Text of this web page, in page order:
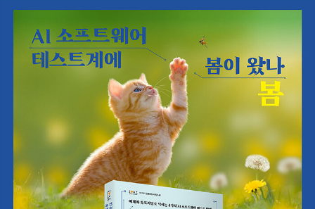
는 AI소프트웨어학과에서 인공지능, 데이터사이언스, 소프트웨
어 분야의 학생 교육과 연구에 더욱 힘쓰고 있다. 주요 관심 연구
분야는 형식개념분석, 데이터마이닝, 데이터 분석, 소프트웨어 공
학 등이며, 번역서로 《인공지능 시대의 AI 리터러시 교과서》, 《데
이터사이언스 입문》, 《프로그래머처럼 생각하라》, 《똑똑한 엄마
는 국영수보다 코딩을 가르친다》, 《소프트웨어 공학》, 《시맨틱
웹을 위한 RDF/OWL 입문》 등이 있다.